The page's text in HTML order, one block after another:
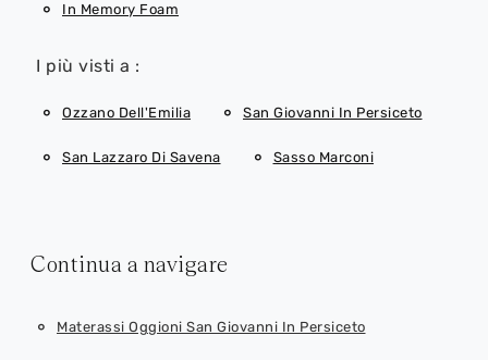
In Memory Foam
I più visti a :
Ozzano Dell'Emilia San Giovanni In Persiceto
San Lazzaro Di Savena Sasso Marconi
Continua a navigare
Materassi Oggioni San Giovanni In Persiceto